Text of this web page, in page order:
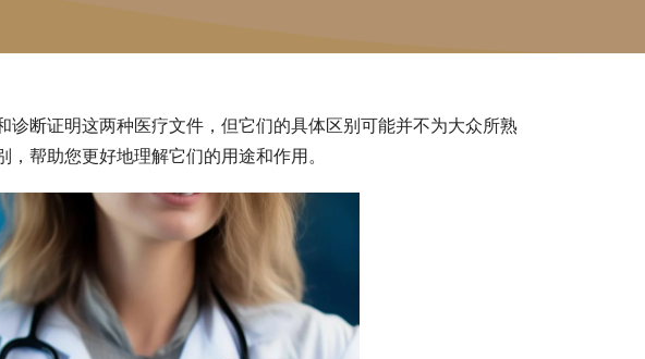
断证明这两种医疗文件，但它们的具体区别可能并不为大众所熟
帮助您更好地理解它们的用途和作用。